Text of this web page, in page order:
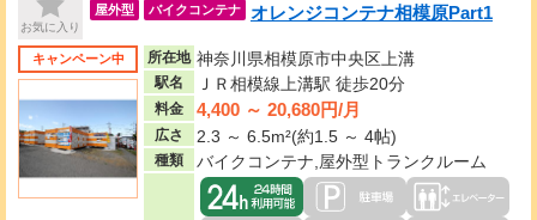
お気に入り
屋外型 バイクコンテナ オレンジコンテナ相模原Part1
キャンペーン中 所在地 神奈川県相模原市中央区上溝
駅名 ＪＲ相模線上溝駅 徒歩20分
料金 4,400 ～ 20,680円/月
広さ 2.3 ～ 6.5m²(約1.5 ～ 4帖)
種類 バイクコンテナ,屋外型トランクルーム